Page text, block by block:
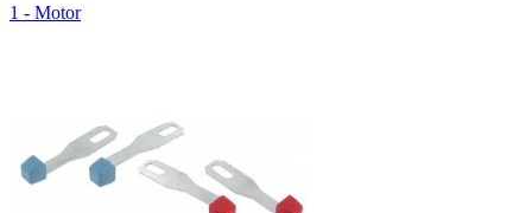
1 - Motor